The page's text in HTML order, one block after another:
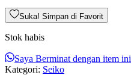
Suka! Simpan di Favorit
Stok habis
Saya Berminat dengan item ini
Kategori: Seiko